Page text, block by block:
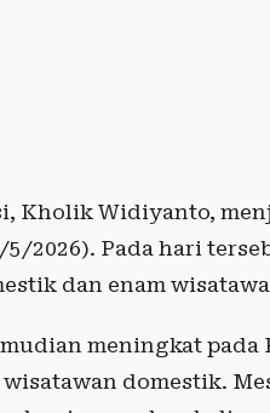
Kholik Widiyanto,
5/2026). Pada hari
dan enam
meningkat pada
domestik.